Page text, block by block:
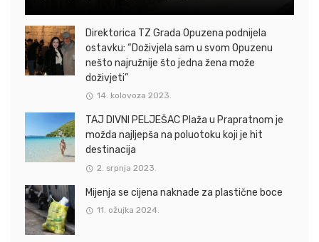
Direktorica TZ Grada Opuzena podnijela
ostavku: “Doživjela sam u svom Opuzenu
nešto najružnije što jedna žena može
doživjeti”
14. kolovoza 2023.
TAJ DIVNI PELJEŠAC Plaža u Prapratnom je
možda najljepša na poluotoku koji je hit
destinacija
2. srpnja 2023.
Mijenja se cijena naknade za plastične boce
11. ožujka 2024.